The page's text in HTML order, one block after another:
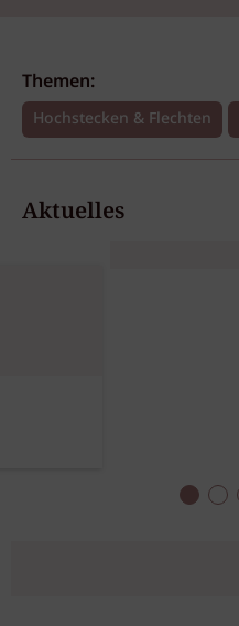
Themen:
Hochstecken & Flechten
Aktuelles